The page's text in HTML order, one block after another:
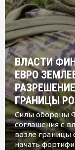
ВЛАСТИ
ЕВРО
ГРАНИЦЫ
Силы обороны
соглашения с
возле границы
начать